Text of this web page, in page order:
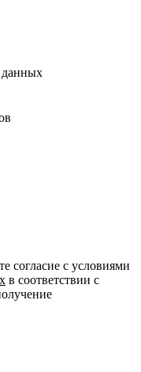
данных
согласие c условиями
в соответствии с